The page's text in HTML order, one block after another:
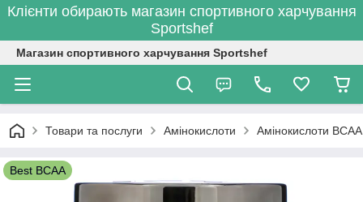
Клієнти обирають магазин спортивного харчування
Sportshef
Магазин спортивного харчування Sportshef
Товари та послуги Амінокислоти Амінокислоти BCAA
Best BCAA